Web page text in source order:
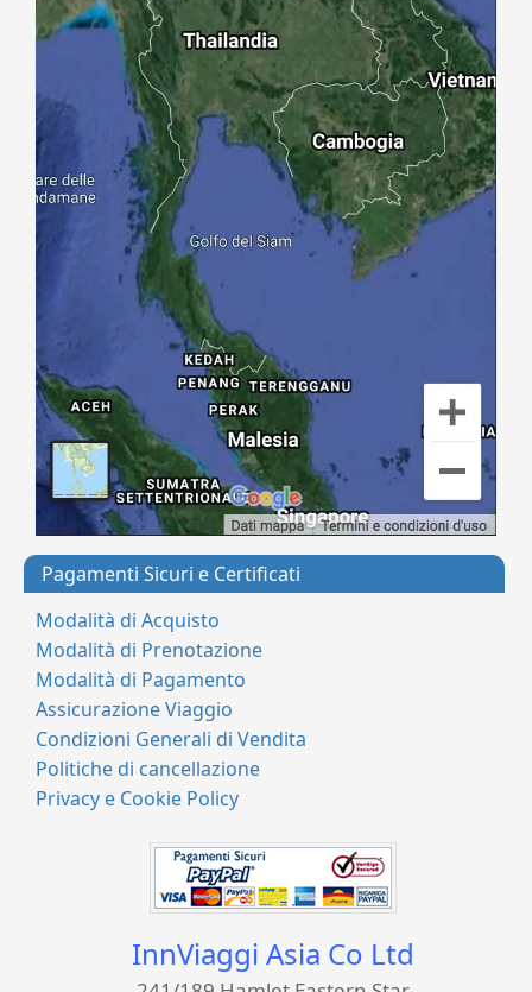
Pagamenti Sicuri e Certificati
Modalità di Acquisto
Modalità di Prenotazione
Modalità di Pagamento
Assicurazione Viaggio
Condizioni Generali di Vendita
Politiche di cancellazione
Privacy e Cookie Policy
InnViaggi Asia Co Ltd